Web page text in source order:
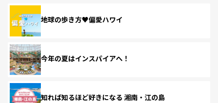
地球の歩き方♥偏愛ハワイ
今年の夏はインスパイアへ！
知れば知るほど好きになる 湘南・江の島